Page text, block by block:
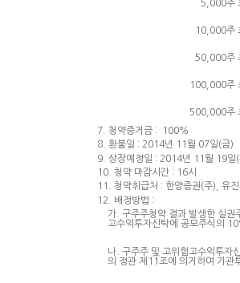
5,000주
10,000주
50,000주
100,000주
500,000주
7. 청약증거금 : 100%
8. 환불일 : 2014년 11월 07일(금)
9. 상장예정일 : 2014년 11월 19일
10. 청약 마감시간 : 16시
11. 청약취급처 : 한양증권(주), 유
12. 배정방법 :
가. 구주주청약 결과 발생한 실권
고수익투자신탁에 공모주식의
나. 구주주 및 고위험고수익투자
의 정관 제11조에 의거하여 기관